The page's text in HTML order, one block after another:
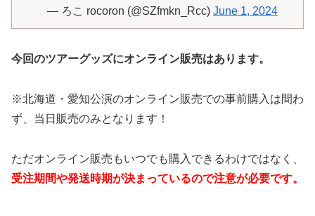
— ろこ rocoron (@SZfmkn_Rcc) June 1, 2024
今回のツアーグッズにオンライン販売はあります。
※北海道・愛知公演のオンライン販売での事前購入は間わ
ず、当日販売のみとなります！
ただオンライン販売もいつでも購入できるわけではなく、
受注期間や発送時期が決まっているので注意が必要です。